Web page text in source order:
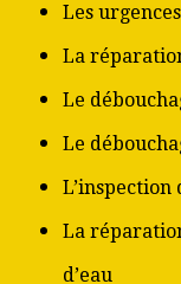
Les
La
Le
Le
L’inspection
La
d’eau